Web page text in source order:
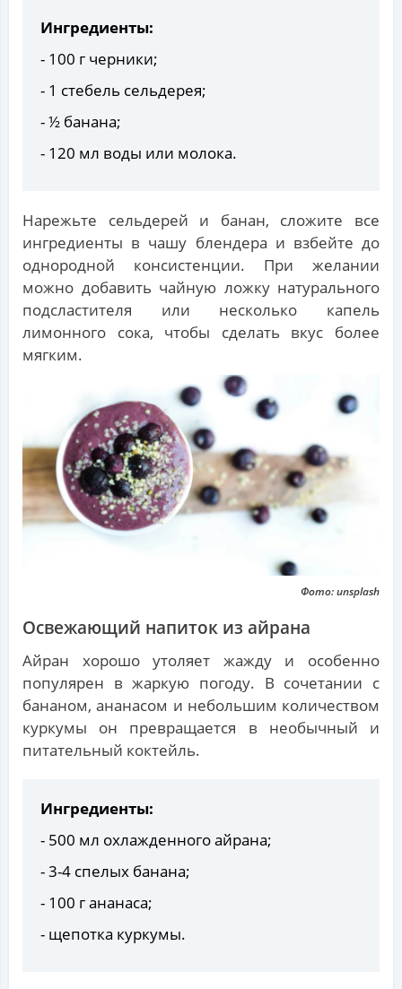
Ингредиенты:
- 100 г черники;
- 1 стебель сельдерея;
- ½ банана;
- 120 мл воды или молока.
Нарежьте сельдерей и банан, сложите все
ингредиенты в чашу блендера и взбейте до
однородной консистенции. При желании
можно добавить чайную ложку натурального
подсластителя или несколько капель
лимонного сока, чтобы сделать вкус более
мягким.
Фото: unsplash
Освежающий напиток из айрана
Айран хорошо утоляет жажду и особенно
популярен в жаркую погоду. В сочетании с
бананом, ананасом и небольшим количеством
куркумы он превращается в необычный и
питательный коктейль.
Ингредиенты:
- 500 мл охлажденного айрана;
- 3-4 спелых банана;
- 100 г ананаса;
- щепотка куркумы.